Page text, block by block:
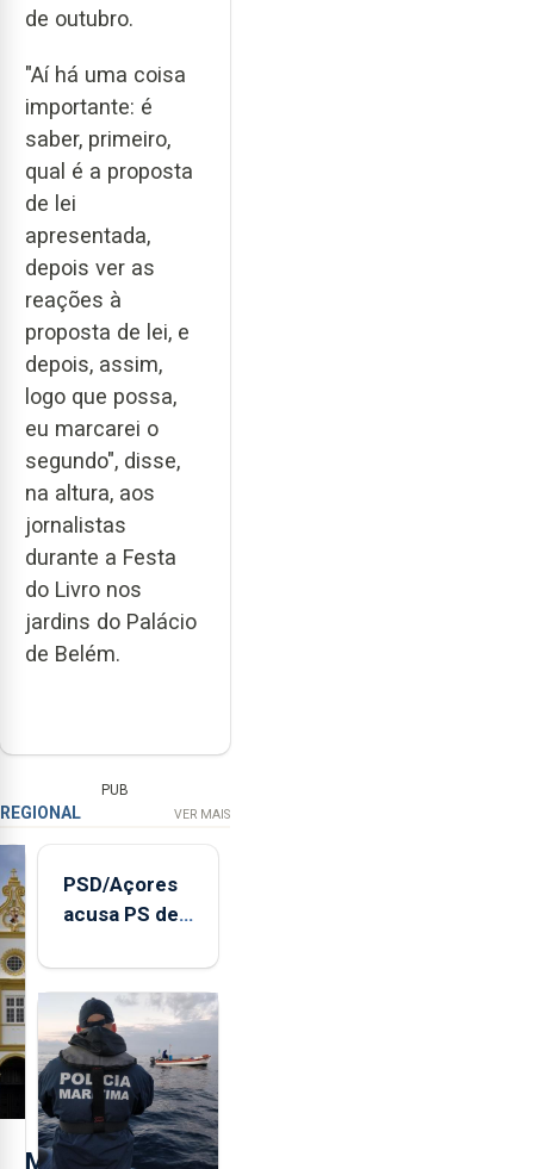
de outubro.
"Aí há uma coisa
importante: é
saber, primeiro,
qual é a proposta
de lei
apresentada,
depois ver as
reações à
proposta de lei, e
depois, assim,
logo que possa,
eu marcarei o
segundo", disse,
na altura, aos
jornalistas
durante a Festa
do Livro nos
jardins do Palácio
de Belém.
PUB
REGIONAL VER MAIS
M
PSD/Açores
acusa PS de
contraditória"
sobre
evolução
turística